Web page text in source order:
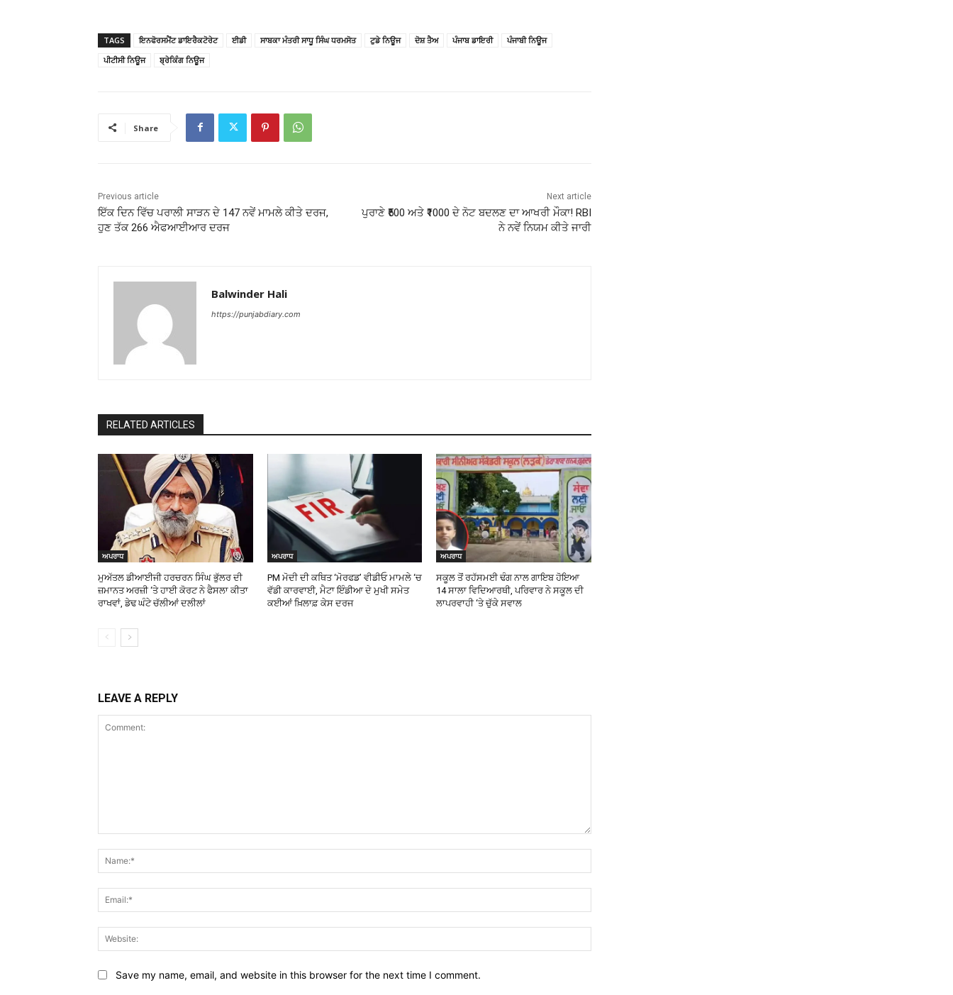
TAGS ਇਨਫੋਰਸਮੈਂਟ ਡਾਇਰੈਕਟੋਰੇਟ ਈਡੀ ਸਾਬਕਾ ਮੰਤਰੀ ਸਾਧੂ ਸਿੰਘ ਧਰਮਸੋਤ ਟੁਡੇ ਨਿਊਜ ਦੋਸ਼ ਤੈਅ ਪੰਜਾਬ ਡਾਇਰੀ
ਪੰਜਾਬੀ ਨਿਊਜ
ਪੀਟੀਸੀ ਨਿਊਜ
ਬ੍ਰੇਕਿੰਗ ਨਿਊਜ
Share
Previous article
ਇੱਕ ਦਿਨ ਵਿੱਚ ਪਰਾਲੀ ਸਾੜਨ ਦੇ 147 ਨਵੇਂ ਮਾਮਲੇ ਕੀਤੇ ਦਰਜ,
ਹੁਣ ਤੱਕ 266 ਐਫਆਈਆਰ ਦਰਜ
Next article
ਪੁਰਾਣੇ ₹500 ਅਤੇ ₹1000 ਦੇ ਨੋਟ ਬਦਲਣ ਦਾ ਆਖਰੀ ਮੌਕਾ! RBI
ਨੇ ਨਵੇਂ ਨਿਯਮ ਕੀਤੇ ਜਾਰੀ
Balwinder Hali
https://punjabdiary.com
RELATED ARTICLES
ਅਪਰਾਧ
ਮੁਅੱਤਲ ਡੀਆਈਜੀ ਹਰਚਰਨ ਸਿੰਘ ਭੁੱਲਰ ਦੀ
ਜ਼ਮਾਨਤ ਅਰਜ਼ੀ ‘ਤੇ ਹਾਈ ਕੋਰਟ ਨੇ ਫੈਸਲਾ ਕੀਤਾ
ਰਾਖਵਾਂ, ਡੇਢ ਘੰਟੇ ਚੱਲੀਆਂ ਦਲੀਲਾਂ
ਅਪਰਾਧ
PM ਮੋਦੀ ਦੀ ਕਥਿਤ ‘ਮੋਰਫਡ’ ਵੀਡੀਓ ਮਾਮਲੇ ‘ਚ
ਵੱਡੀ ਕਾਰਵਾਈ, ਮੈਟਾ ਇੰਡੀਆ ਦੇ ਮੁਖੀ ਸਮੇਤ
ਕਈਆਂ ਖ਼ਿਲਾਫ਼ ਕੇਸ ਦਰਜ
ਅਪਰਾਧ
ਸਕੂਲ ਤੋਂ ਰਹੱਸਮਈ ਢੰਗ ਨਾਲ ਗਾਇਬ ਹੋਇਆ
14 ਸਾਲਾ ਵਿਦਿਆਰਥੀ, ਪਰਿਵਾਰ ਨੇ ਸਕੂਲ ਦੀ
ਲਾਪਰਵਾਹੀ ‘ਤੇ ਚੁੱਕੇ ਸਵਾਲ
LEAVE A REPLY
Save my name, email, and website in this browser for the next time I comment.